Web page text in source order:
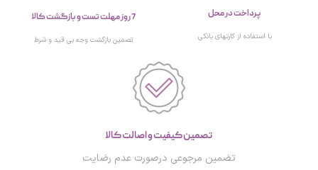
پرداخت در محل
با استفاده از کارتهای بانکی
7 روز مهلت تست و بازگشت کالا
تصمین بازگشت وجه بی قید و شرط
تصمین کیفیت و اصالت کالا
تضمین مرجوعی درصورت عدم رضایت